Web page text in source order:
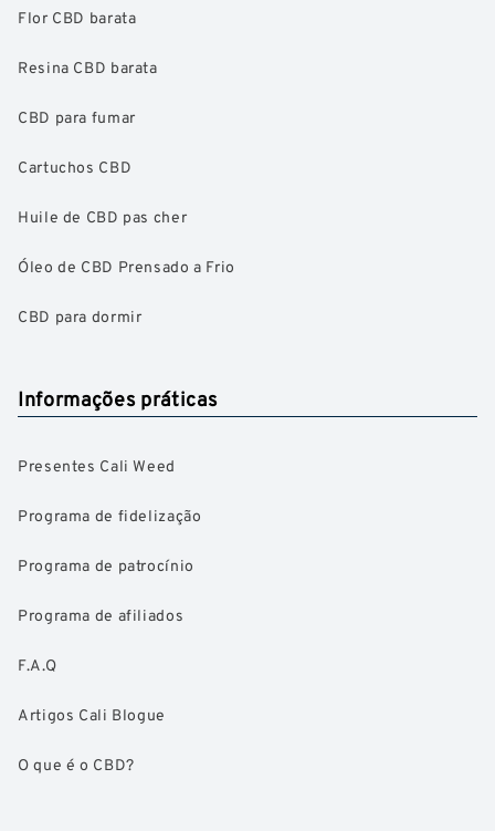
Flor CBD barata
Resina CBD barata
CBD para fumar
Cartuchos CBD
Huile de CBD pas cher
Óleo de CBD Prensado a Frio
CBD para dormir
Informações práticas
Presentes Cali Weed
Programa de fidelização
Programa de patrocínio
Programa de afiliados
F.A.Q
Artigos Cali Blogue
O que é o CBD?